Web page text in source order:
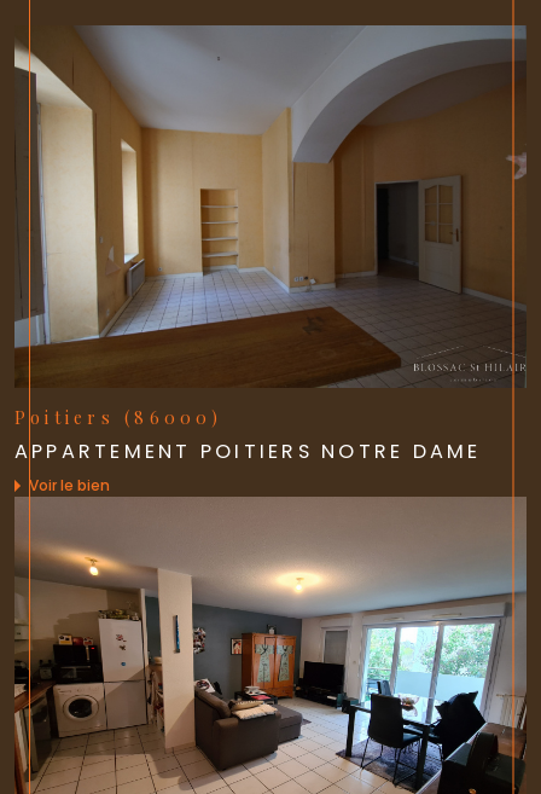
Poitiers (86000)
APPARTEMENT POITIERS NOTRE DAME
Voir le bien